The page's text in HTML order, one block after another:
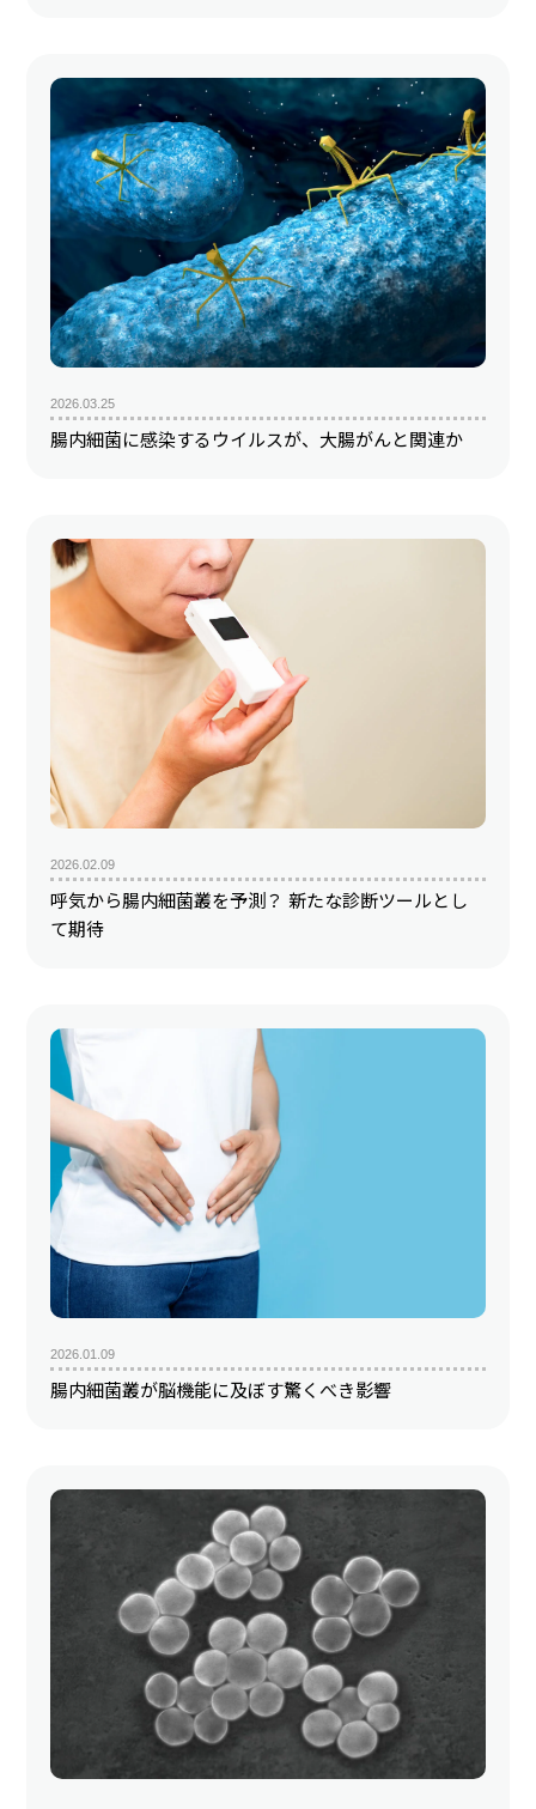
2026.03.25
腸内細菌に感染するウイルスが、大腸がんと関連か
2026.02.09
呼気から腸内細菌叢を予測？ 新たな診断ツールとし
て期待
2026.01.09
腸内細菌叢が脳機能に及ぼす驚くべき影響